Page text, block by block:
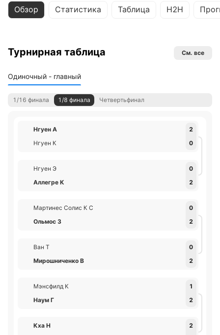
Обзор Статистика Таблица H2H
Турнирная таблица См. все
Одиночный - главный
1/16 финала 1/8 финала Четвертьфинал
Нгуен А
2
Нгуен К
0
Нгуен Э
0
Аллегре К
2
Мартинес Солис К С
0
Ольмос З
2
Ван T
0
Мирошниченко В
2
Мэнсфилд К
1
Наум Г
2
Кха Н
2